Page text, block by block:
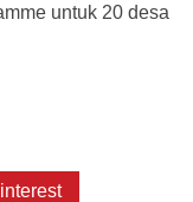
untuk 20 desa